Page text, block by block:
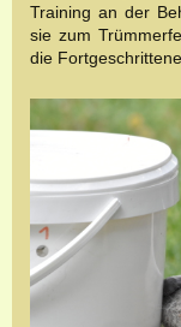
Training an der
sie zum
die